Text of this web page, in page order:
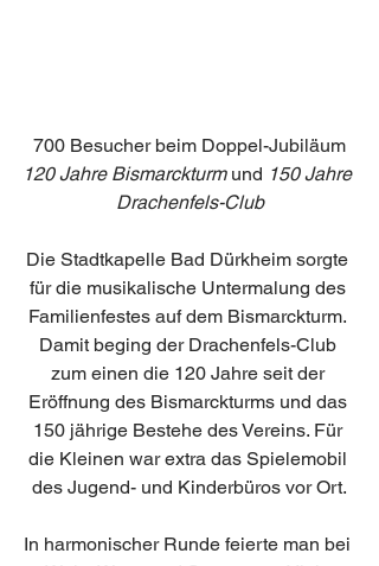
700 Besucher beim Doppel-Jubiläum
120 Jahre Bismarckturm und 150 Jahre
Drachenfels-Club
Die Stadtkapelle Bad Dürkheim sorgte
für die musikalische Untermalung des
Familienfestes auf dem Bismarckturm.
Damit beging der Drachenfels-Club
zum einen die 120 Jahre seit der
Eröffnung des Bismarckturms und das
150 jährige Bestehe des Vereins. Für
die Kleinen war extra das Spielemobil
des Jugend- und Kinderbüros vor Ort.
In harmonischer Runde feierte man bei